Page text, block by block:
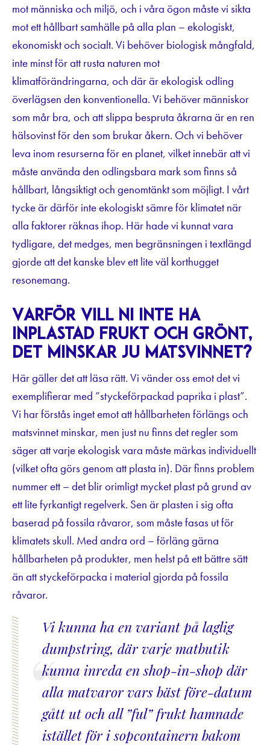
mot människa och miljö, och i våra ögon måste vi sikta
mot ett hållbart samhälle på alla plan – ekologiskt,
ekonomiskt och socialt. Vi behöver biologisk mångfald,
inte minst för att rusta naturen mot
klimatförändringarna, och där är ekologisk odling
överlägsen den konventionella. Vi behöver människor
som mår bra, och att slippa bespruta åkrarna är en ren
hälsovinst för den som brukar åkern. Och vi behöver
leva inom resurserna för en planet, vilket innebär att vi
måste använda den odlingsbara mark som finns så
hållbart, långsiktigt och genomtänkt som möjligt. I vårt
tycke är därför inte ekologiskt sämre för klimatet när
alla faktorer räknas ihop. Här hade vi kunnat vara
tydligare, det medges, men begränsningen i textlängd
gjorde att det kanske blev ett lite väl korthugget
resonemang.
Varför vill ni inte ha
inplastad frukt och grönt,
det minskar ju matsvinnet?
Här gäller det att läsa rätt. Vi vänder oss emot det vi
exemplifierar med ”styckeförpackad paprika i plast”.
Vi har förstås inget emot att hållbarheten förlängs och
matsvinnet minskar, men just nu finns det regler som
säger att varje ekologisk vara måste märkas individuellt
(vilket ofta görs genom att plasta in). Där finns problem
nummer ett – det blir orimligt mycket plast på grund av
ett lite fyrkantigt regelverk. Sen är plasten i sig ofta
baserad på fossila råvaror, som måste fasas ut för
klimatets skull. Med andra ord – förläng gärna
hållbarheten på produkter, men helst på ett bättre sätt
än att styckeförpacka i material gjorda på fossila
råvaror.
Vi kunna ha en variant på laglig
dumpstring, där varje matbutik
kunna inreda en shop-in-shop där
alla matvaror vars bäst före-datum
gått ut och all ”ful” frukt hamnade
istället för i sopcontainern bakom